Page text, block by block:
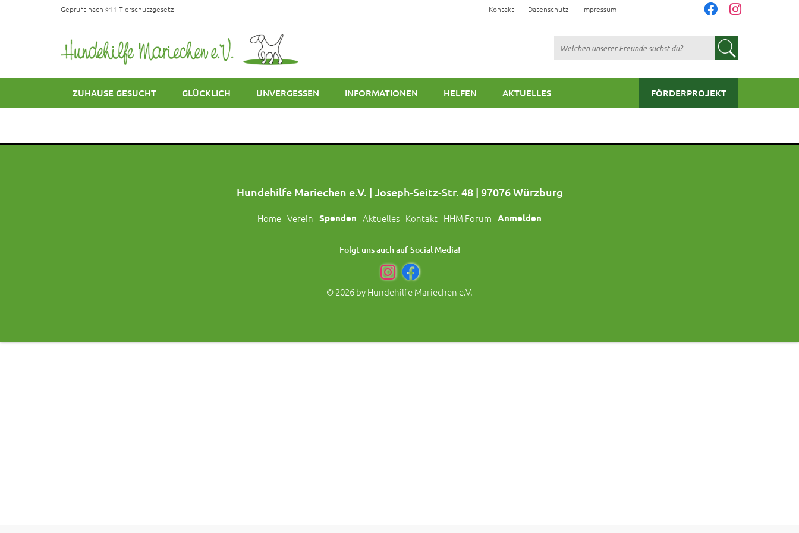
Geprüft nach §11 Tierschutzgesetz Kontakt Datenschutz Impressum
Suchen
ZUHAUSE GESUCHT GLÜCKLICH UNVERGESSEN INFORMATIONEN HELFEN AKTUELLES FÖRDERPROJEKT
Hundehilfe Mariechen e.V. | Joseph-Seitz-Str. 48 | 97076 Würzburg
Home Verein Spenden Aktuelles Kontakt HHM Forum Anmelden
Folgt uns auch auf Social Media!
© 2026 byHundehilfe Mariechen e.V.